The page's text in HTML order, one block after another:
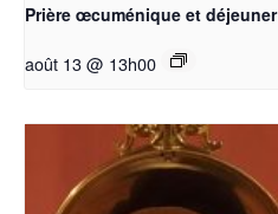
Prière œcuménique et déjeuner
août 13 @ 13h00